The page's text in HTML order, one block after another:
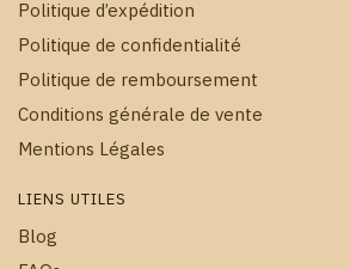
Politique d’expédition
Politique de confidentialité
Politique de remboursement
Conditions générale de vente
Mentions Légales
LIENS UTILES
Blog